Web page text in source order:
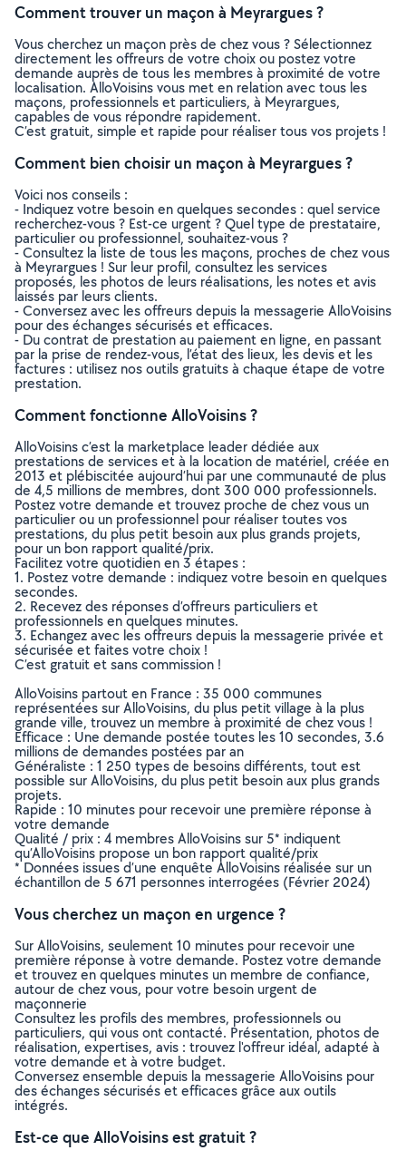
Comment trouver un maçon à Meyrargues ?
Vous cherchez un maçon près de chez vous ? Sélectionnez
directement les offreurs de votre choix ou postez votre
demande auprès de tous les membres à proximité de votre
localisation. AlloVoisins vous met en relation avec tous les
maçons, professionnels et particuliers, à Meyrargues,
capables de vous répondre rapidement.
C’est gratuit, simple et rapide pour réaliser tous vos projets !
Comment bien choisir un maçon à Meyrargues ?
Voici nos conseils :
- Indiquez votre besoin en quelques secondes : quel service
recherchez-vous ? Est-ce urgent ? Quel type de prestataire,
particulier ou professionnel, souhaitez-vous ?
- Consultez la liste de tous les maçons, proches de chez vous
à Meyrargues ! Sur leur profil, consultez les services
proposés, les photos de leurs réalisations, les notes et avis
laissés par leurs clients.
- Conversez avec les offreurs depuis la messagerie AlloVoisins
pour des échanges sécurisés et efficaces.
- Du contrat de prestation au paiement en ligne, en passant
par la prise de rendez-vous, l’état des lieux, les devis et les
factures : utilisez nos outils gratuits à chaque étape de votre
prestation.
Comment fonctionne AlloVoisins ?
AlloVoisins c’est la marketplace leader dédiée aux
prestations de services et à la location de matériel, créée en
2013 et plébiscitée aujourd’hui par une communauté de plus
de 4,5 millions de membres, dont 300 000 professionnels.
Postez votre demande et trouvez proche de chez vous un
particulier ou un professionnel pour réaliser toutes vos
prestations, du plus petit besoin aux plus grands projets,
pour un bon rapport qualité/prix.
Facilitez votre quotidien en 3 étapes :
1. Postez votre demande : indiquez votre besoin en quelques
secondes.
2. Recevez des réponses d’offreurs particuliers et
professionnels en quelques minutes.
3. Echangez avec les offreurs depuis la messagerie privée et
sécurisée et faites votre choix !
C’est gratuit et sans commission !
AlloVoisins partout en France : 35 000 communes
représentées sur AlloVoisins, du plus petit village à la plus
grande ville, trouvez un membre à proximité de chez vous !
Efficace : Une demande postée toutes les 10 secondes, 3.6
millions de demandes postées par an
Généraliste : 1 250 types de besoins différents, tout est
possible sur AlloVoisins, du plus petit besoin aux plus grands
projets.
Rapide : 10 minutes pour recevoir une première réponse à
votre demande
Qualité / prix : 4 membres AlloVoisins sur 5* indiquent
qu’AlloVoisins propose un bon rapport qualité/prix
* Données issues d’une enquête AlloVoisins réalisée sur un
échantillon de 5 671 personnes interrogées (Février 2024)
Vous cherchez un maçon en urgence ?
Sur AlloVoisins, seulement 10 minutes pour recevoir une
première réponse à votre demande. Postez votre demande
et trouvez en quelques minutes un membre de confiance,
autour de chez vous, pour votre besoin urgent de
maçonnerie
Consultez les profils des membres, professionnels ou
particuliers, qui vous ont contacté. Présentation, photos de
réalisation, expertises, avis : trouvez l'offreur idéal, adapté à
votre demande et à votre budget.
Conversez ensemble depuis la messagerie AlloVoisins pour
des échanges sécurisés et efficaces grâce aux outils
intégrés.
Est-ce que AlloVoisins est gratuit ?